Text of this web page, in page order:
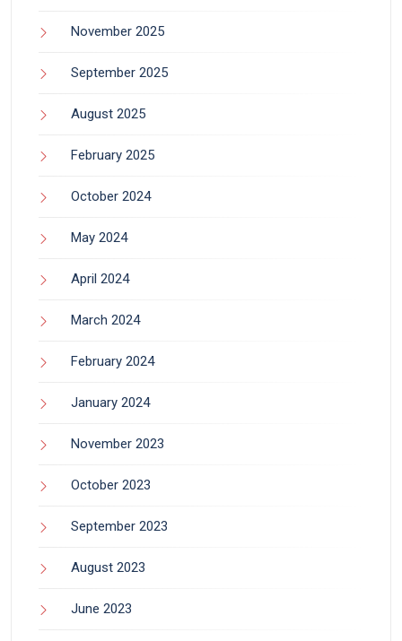
November 2025
September 2025
August 2025
February 2025
October 2024
May 2024
April 2024
March 2024
February 2024
January 2024
November 2023
October 2023
September 2023
August 2023
June 2023